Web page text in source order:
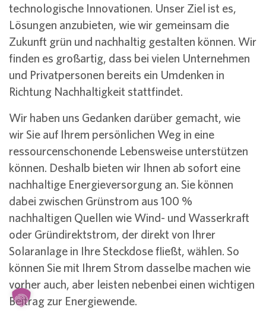
technologische Innovationen. Unser Ziel ist es,
Lösungen anzubieten, wie wir gemeinsam die
Zukunft grün und nachhaltig gestalten können. Wir
finden es großartig, dass bei vielen Unternehmen
und Privatpersonen bereits ein Umdenken in
Richtung Nachhaltigkeit stattfindet.
Wir haben uns Gedanken darüber gemacht, wie
wir Sie auf Ihrem persönlichen Weg in eine
ressourcenschonende Lebensweise unterstützen
können. Deshalb bieten wir Ihnen ab sofort eine
nachhaltige Energieversorgung an. Sie können
dabei zwischen Grünstrom aus 100 %
nachhaltigen Quellen wie Wind- und Wasserkraft
oder Gründirektstrom, der direkt von Ihrer
Solaranlage in Ihre Steckdose fließt, wählen. So
können Sie mit Ihrem Strom dasselbe machen wie
vorher auch, aber leisten nebenbei einen wichtigen
Beitrag zur Energiewende.